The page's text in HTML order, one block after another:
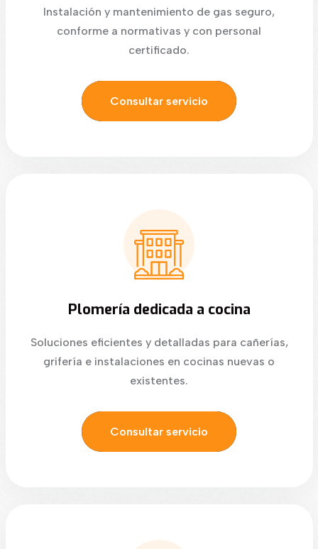
Instalación y mantenimiento de gas seguro,
conforme a normativas y con personal
certificado.
Consultar servicio
Plomería dedicada a cocina
Soluciones eficientes y detalladas para cañerías,
grifería e instalaciones en cocinas nuevas o
existentes.
Consultar servicio